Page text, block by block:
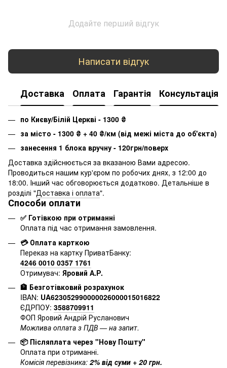
Додайте перший відгук
Написати відгук
Доставка Оплата Гарантія Консультація
по Києву/Білій Церкві - 1300 ₴
за місто - 1300 ₴ + 40 ₴/км (від межі міста до об'єкта)
занесення 1 блока вручну - 120грн/поверх
Доставка здійснюється за вказаною Вами адресою.
Проводиться нашим кур'єром по робочих днях, з 12:00 до
18:00. Інший час обговорюється додатково. Детальніше в
розділі "Доставка і оплата".
Способи оплати
✅ Готівкою при отриманні
Оплата під час отримання замовлення.
💳 Оплата карткою
Переказ на картку ПриватБанку:
4246 0010 0357 1761
Отримувач: Яровий А.Р.
🏦 Безготівковий розрахунок
IBAN: UA623052990000026000015016822
ЄДРПОУ: 3588709911
ФОП Яровий Андрій Русланович
Можлива оплата з ПДВ — на запит.
📦 Післяплата через "Нову Пошту"
Оплата при отриманні.
Комісія перевізника: 2% від суми + 20 грн.